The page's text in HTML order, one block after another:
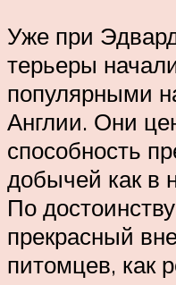
Уже при
терьеры
популярными
Англии. Они
способность
добычей как в
По
прекрасный
питомцев, как